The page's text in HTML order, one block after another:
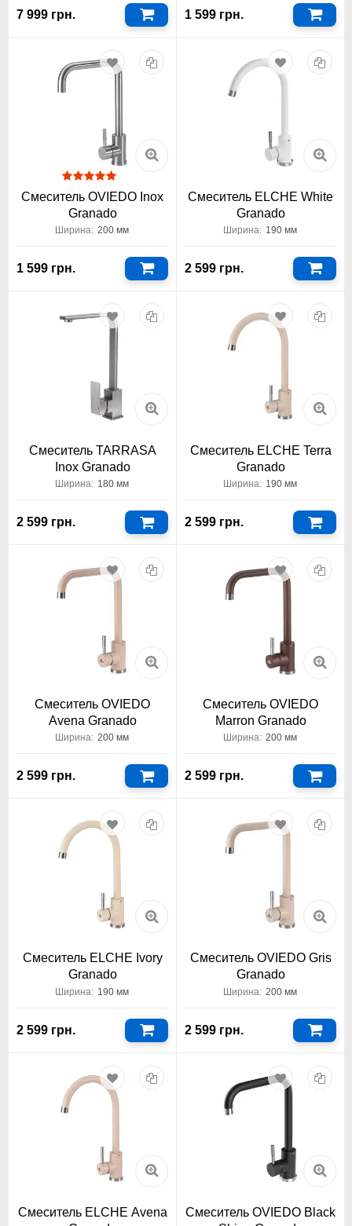
7 999 грн. 1 599 грн.
Смеситель OVIEDO Inox
Granado
Ширина: 200 мм
1 599 грн.
Смеситель ELCHE White
Granado
Ширина: 190 мм
2 599 грн.
Смеситель TARRASA
Inox Granado
Ширина: 180 мм
2 599 грн.
Смеситель ELCHE Terra
Granado
Ширина: 190 мм
2 599 грн.
Смеситель OVIEDO
Avena Granado
Ширина: 200 мм
2 599 грн.
Смеситель OVIEDO
Marron Granado
Ширина: 200 мм
2 599 грн.
Смеситель ELCHE Ivory
Granado
Ширина: 190 мм
2 599 грн.
Смеситель OVIEDO Gris
Granado
Ширина: 200 мм
2 599 грн.
Смеситель ELCHE Avena
Смеситель OVIEDO Black